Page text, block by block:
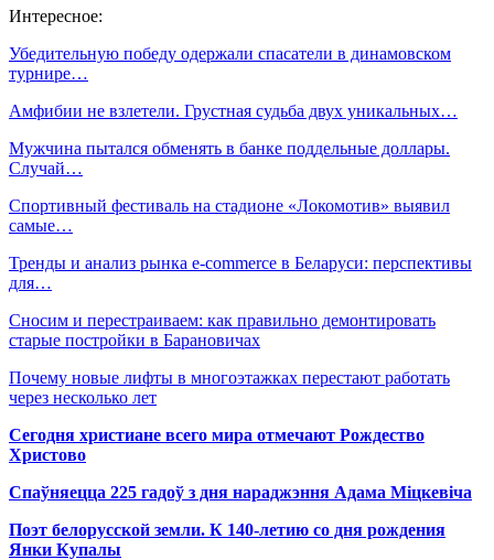
Интересное:
Убедительную победу одержали спасатели в динамовском
турнире…
Амфибии не взлетели. Грустная судьба двух уникальных…
Мужчина пытался обменять в банке поддельные доллары.
Случай…
Спортивный фестиваль на стадионе «Локомотив» выявил
самые…
Тренды и анализ рынка e-commerce в Беларуси: перспективы
для…
Сносим и перестраиваем: как правильно демонтировать
старые постройки в Барановичах
Почему новые лифты в многоэтажках перестают работать
через несколько лет
Сегодня христиане всего мира отмечают Рождество
Христово
Спаўняецца 225 гадоў з дня нараджэння Адама Міцкевіча
Поэт белорусской земли. К 140-летию со дня рождения
Янки Купалы